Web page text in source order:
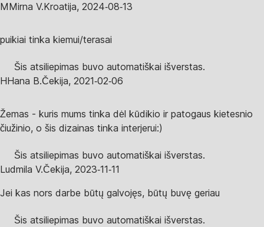
MMirna V.Kroatija, 2024‑08‑13
puikiai tinka kiemui/terasai
Šis atsiliepimas buvo automatiškai išverstas.
HHana B.Čekija, 2021‑02‑06
Žemas - kuris mums tinka dėl kūdikio ir patogaus kietesnio
čiužinio, o šis dizainas tinka interjerui:)
Šis atsiliepimas buvo automatiškai išverstas.
Ludmila V.Čekija, 2023‑11‑11
Jei kas nors darbe būtų galvojęs, būtų buvę geriau
Šis atsiliepimas buvo automatiškai išverstas.